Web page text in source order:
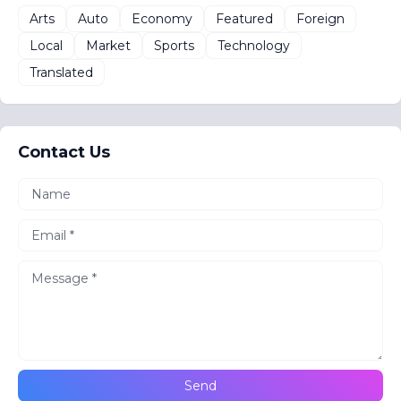
Arts Auto Economy Featured
Foreign
Local
Market Sports
Technology
Translated
Contact Us